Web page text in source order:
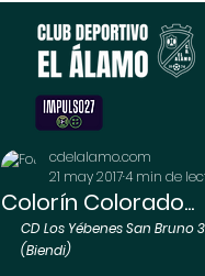
Colorín Colorado...
cdelalamo.com
21 may 20174 min de
CD Los Yébenes San Bruno
(Biendi)